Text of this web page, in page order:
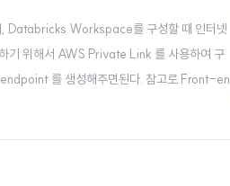
, Databricks Workspace를 구성할 때 인터넷
기 위해서 AWS Private Link 를 사용하여 구
를 생성해주면된다. 참고로 Front-en